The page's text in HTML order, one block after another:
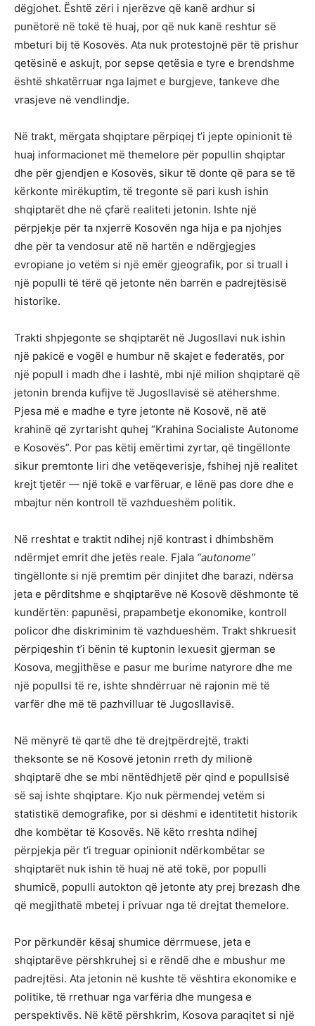
dëgjohet. Është zëri i njerëzve që kanë ardhur si
punëtorë në tokë të huaj, por që nuk kanë reshtur së
mbeturi bij të Kosovës. Ata nuk protestojnë për të prishur
qetësinë e askujt, por sepse qetësia e tyre e brendshme
është shkatërruar nga lajmet e burgjeve, tankeve dhe
vrasjeve në vendlindje.
Në trakt, mërgata shqiptare përpiqej t’i jepte opinionit të
huaj informacionet më themelore për popullin shqiptar
dhe për gjendjen e Kosovës, sikur të donte që para se të
kërkonte mirëkuptim, të tregonte së pari kush ishin
shqiptarët dhe në çfarë realiteti jetonin. Ishte një
përpjekje për ta nxjerrë Kosovën nga hija e pa njohjes
dhe për ta vendosur atë në hartën e ndërgjegjes
evropiane jo vetëm si një emër gjeografik, por si truall i
një populli të tërë që jetonte nën barrën e padrejtësisë
historike.
Trakti shpjegonte se shqiptarët në Jugosllavi nuk ishin
një pakicë e vogël e humbur në skajet e federatës, por
një popull i madh dhe i lashtë, mbi një milion shqiptarë që
jetonin brenda kufijve të Jugosllavisë së atëhershme.
Pjesa më e madhe e tyre jetonte në Kosovë, në atë
krahinë që zyrtarisht quhej “Krahina Socialiste Autonome
e Kosovës”. Por pas këtij emërtimi zyrtar, që tingëllonte
sikur premtonte liri dhe vetëqeverisje, fshihej një realitet
krejt tjetër — një tokë e varfëruar, e lënë pas dore dhe e
mbajtur nën kontroll të vazhdueshëm politik.
Në rreshtat e traktit ndihej një kontrast i dhimbshëm
ndërmjet emrit dhe jetës reale. Fjala “autonome”
tingëllonte si një premtim për dinjitet dhe barazi, ndërsa
jeta e përditshme e shqiptarëve në Kosovë dëshmonte të
kundërtën: papunësi, prapambetje ekonomike, kontroll
policor dhe diskriminim të vazhdueshëm. Trakt shkruesit
përpiqeshin t’i bënin të kuptonin lexuesit gjerman se
Kosova, megjithëse e pasur me burime natyrore dhe me
një popullsi të re, ishte shndërruar në rajonin më të
varfër dhe më të pazhvilluar të Jugosllavisë.
Në mënyrë të qartë dhe të drejtpërdrejtë, trakti
theksonte se në Kosovë jetonin rreth dy milionë
shqiptarë dhe se mbi nëntëdhjetë për qind e popullsisë
së saj ishte shqiptare. Kjo nuk përmendej vetëm si
statistikë demografike, por si dëshmi e identitetit historik
dhe kombëtar të Kosovës. Në këto rreshta ndihej
përpjekja për t’i treguar opinionit ndërkombëtar se
shqiptarët nuk ishin të huaj në atë tokë, por populli
shumicë, populli autokton që jetonte aty prej brezash dhe
që megjithatë mbetej i privuar nga të drejtat themelore.
Por përkundër kësaj shumice dërrmuese, jeta e
shqiptarëve përshkruhej si e rëndë dhe e mbushur me
padrejtësi. Ata jetonin në kushte të vështira ekonomike e
politike, të rrethuar nga varfëria dhe mungesa e
perspektivës. Në këtë përshkrim, Kosova paraqitet si një